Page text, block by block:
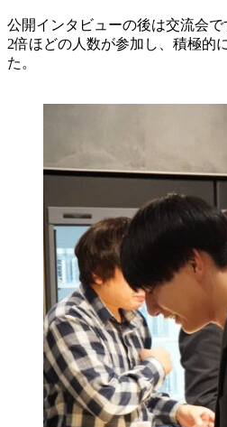
公開インタビューの後は交流会
2倍ほどの人数が参加し、積極的
た。